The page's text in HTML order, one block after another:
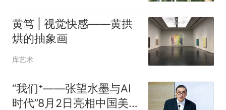
黄笃 | 视觉快感——黄拱
烘的抽象画
库艺术
“我们⁺——张望水墨与AI
时代”8月2日亮相中国美